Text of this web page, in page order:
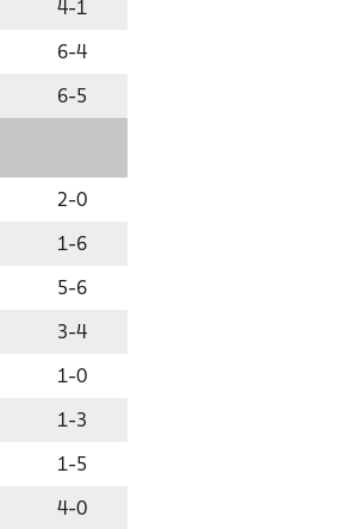
4-1
6-4
6-5
2-0
1-6
5-6
3-4
1-0
1-3
1-5
4-0